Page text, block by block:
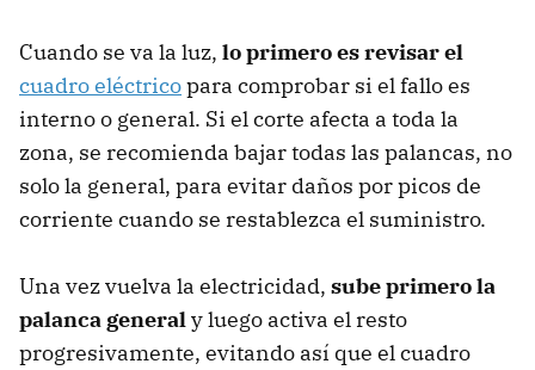
Cuando se va la luz, lo primero esrevisar el
cuadro eléctricopara comprobar si el fallo es
interno o general. Si el corte afecta a toda la
zona, se recomienda bajar todas las palancas, no
solo la general, para evitar daños por picos de
corriente cuando se restablezca el suministro.
Una vez vuelva la electricidad, sube primero la
palanca generaly luego activa el resto
progresivamente, evitando así que el cuadro